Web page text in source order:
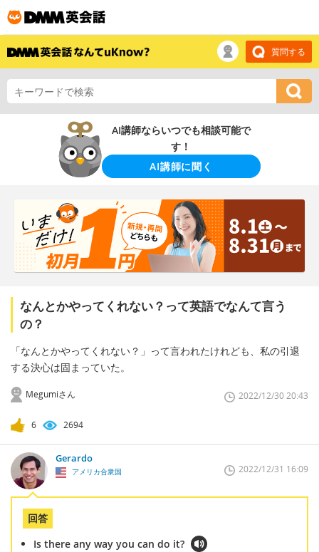
質問する
AI講師ならいつでも相談可能で
す！
AI講師に聞く
なんとかやってくれない？って英語でなんて言う
の？
「なんとかやってくれない？」って言われたけれども、私の引退
する決心は固まっていた。
Megumiさん 2022/12/30 20:43
6 2694
Gerardo
アメリカ合衆国 2022/12/31 16:09
回答
Is there any way you can do it?